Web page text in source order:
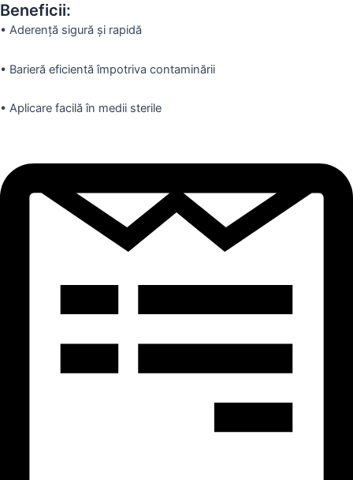
Beneficii:
• Aderență sigură și rapidă
• Barieră eficientă împotriva contaminării
• Aplicare facilă în medii sterile